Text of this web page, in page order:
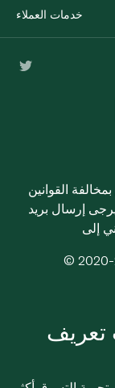
خدمات العملاء
القوانين
يرجى إرسال بريد
تعريف